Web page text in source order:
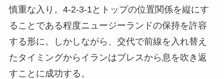
慎重な入り。4-2-3-1とトップの位置関係を縦にす
ることである程度ニュージーランドの保持を許容
する形に。しかしながら、交代で前線を入れ替え
たタイミングからイランはプレスから息を吹き返
すことに成功する。